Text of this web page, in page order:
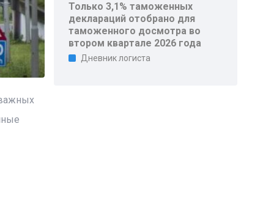
Только 3,1% таможенных
деклараций отобрано для
таможенного досмотра во
втором квартале 2026 года
Дневник логиста